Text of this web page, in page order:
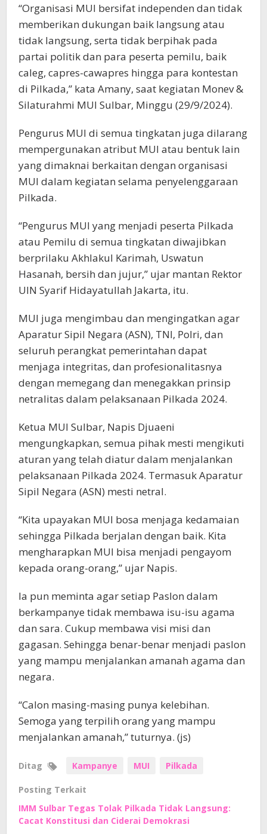
“Organisasi MUI bersifat independen dan tidak
memberikan dukungan baik langsung atau
tidak langsung, serta tidak berpihak pada
partai politik dan para peserta pemilu, baik
caleg, capres-cawapres hingga para kontestan
di Pilkada,” kata Amany, saat kegiatan Monev &
Silaturahmi MUI Sulbar, Minggu (29/9/2024).
Pengurus MUI di semua tingkatan juga dilarang
mempergunakan atribut MUI atau bentuk lain
yang dimaknai berkaitan dengan organisasi
MUI dalam kegiatan selama penyelenggaraan
Pilkada.
“Pengurus MUI yang menjadi peserta Pilkada
atau Pemilu di semua tingkatan diwajibkan
berprilaku Akhlakul Karimah, Uswatun
Hasanah, bersih dan jujur,” ujar mantan Rektor
UIN Syarif Hidayatullah Jakarta, itu.
MUI juga mengimbau dan mengingatkan agar
Aparatur Sipil Negara (ASN), TNI, Polri, dan
seluruh perangkat pemerintahan dapat
menjaga integritas, dan profesionalitasnya
dengan memegang dan menegakkan prinsip
netralitas dalam pelaksanaan Pilkada 2024.
Ketua MUI Sulbar, Napis Djuaeni
mengungkapkan, semua pihak mesti mengikuti
aturan yang telah diatur dalam menjalankan
pelaksanaan Pilkada 2024. Termasuk Aparatur
Sipil Negara (ASN) mesti netral.
“Kita upayakan MUI bosa menjaga kedamaian
sehingga Pilkada berjalan dengan baik. Kita
mengharapkan MUI bisa menjadi pengayom
kepada orang-orang,” ujar Napis.
Ia pun meminta agar setiap Paslon dalam
berkampanye tidak membawa isu-isu agama
dan sara. Cukup membawa visi misi dan
gagasan. Sehingga benar-benar menjadi paslon
yang mampu menjalankan amanah agama dan
negara.
“Calon masing-masing punya kelebihan.
Semoga yang terpilih orang yang mampu
menjalankan amanah,” tuturnya. (js)
Ditag Kampanye MUI Pilkada
Posting Terkait
‎IMM Sulbar Tegas Tolak Pilkada Tidak Langsung:
Cacat Konstitusi dan Ciderai Demokrasi